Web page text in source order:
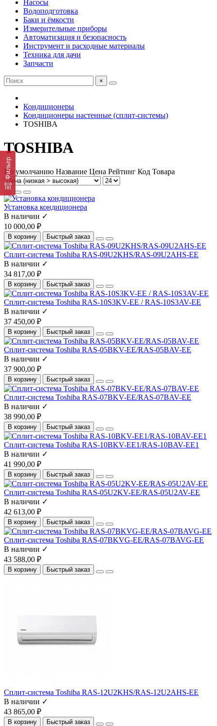
Насосы
Водоподготовка
Баки и ёмкости
Измерительные приборы
Автоматизация и безопасность
Инструмент и расходные материалы
Техника для дачи
Запчасти
×
Кондиционеры
Кондиционеры настенные (сплит-системы)
TOSHIBA
TOSHIBA
Фильтр
По умолчанию Название Цена Рейтинг Код Товара
Установка кондиционера
В наличии ✓
10 000,00 ₽
В корзину Быстрый заказ
Сплит-система Toshiba RAS-09U2KHS/RAS-09U2AHS-EE
В наличии ✓
34 817,00 ₽
В корзину Быстрый заказ
Сплит-система Toshiba RAS-10S3KV-EE / RAS-10S3AV-EE
В наличии ✓
37 450,00 ₽
В корзину Быстрый заказ
Сплит-система Toshiba RAS-05BKV-EE/RAS-05BAV-EE
В наличии ✓
37 900,00 ₽
В корзину Быстрый заказ
Сплит-система Toshiba RAS-07BKV-EE/RAS-07BAV-EE
В наличии ✓
38 990,00 ₽
В корзину Быстрый заказ
Сплит-система Toshiba RAS-10BKV-EE1/RAS-10BAV-EE1
В наличии ✓
41 990,00 ₽
В корзину Быстрый заказ
Сплит-система Toshiba RAS-05U2KV-ЕЕ/RAS-05U2AV-EE
В наличии ✓
42 613,00 ₽
В корзину Быстрый заказ
Сплит-система Toshiba RAS-07BKVG-EE/RAS-07BAVG-EE
В наличии ✓
43 588,00 ₽
В корзину Быстрый заказ
Сплит-система Toshiba RAS-12U2KHS/RAS-12U2AHS-EE
В наличии ✓
43 865,00 ₽
В корзину Быстрый заказ